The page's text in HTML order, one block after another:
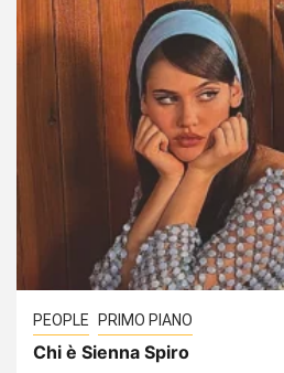
PEOPLE PRIMO PIANO
Chi è Sienna Spiro